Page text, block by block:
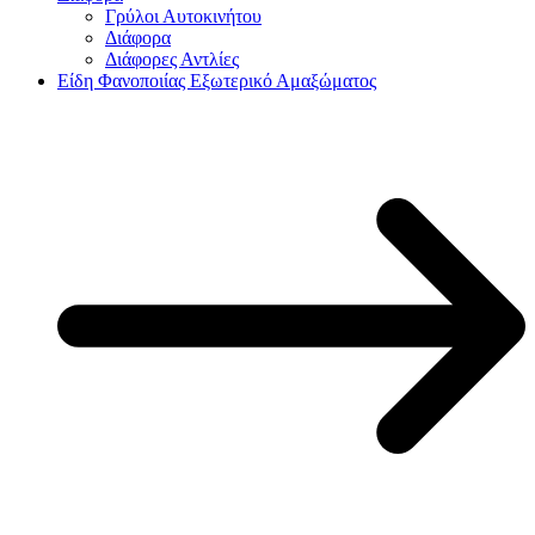
Γρύλοι Αυτοκινήτου
Διάφορα
Διάφορες Αντλίες
Είδη Φανοποιίας Εξωτερικό Αμαξώματος